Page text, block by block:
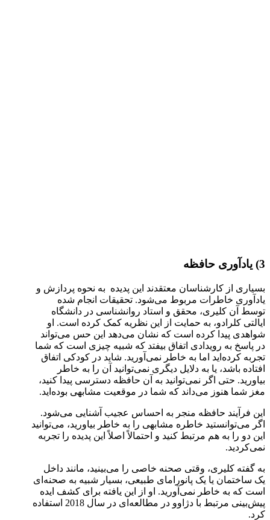
3) یادآوری حافظه
بسیاری از کارشناسان معتقدند این پدیده به نحوه پردازش و
یادآوری خاطرات مربوط می‌شود. تحقیقات انجام شده
توسط آن کلیری، محقق و استاد روانشناسی در دانشگاه
ایالتی کلرادو، به حمایت از این نظریه کمک کرده است. او
شواهدی پیدا کرده است که نشان می‌دهد این حس می‌تواند
در پاسخ به رویدادی اتفاق بیفتد که شبیه چیزی است که شما
تجربه کرده‌اید اما به خاطر نمی‌آورید. شاید در کودکی اتفاق
افتاده باشد، یا به دلایل دیگری نمی‌توانید آن را به خاطر
بیاورید. حتی اگر نمی‌توانید به آن حافظه دسترسی پیدا کنید،
مغز شما هنوز می‌داند که شما در موقعیت مشابهی بوده‌اید.
این فرآیند حافظه منجر به احساس عجیب آشنایی می‌شود.
اگر می‌توانستید خاطره مشابهی را به خاطر بیاورید، می‌توانید
این دو را به هم مرتبط کنید و احتمالاً اصلاً این پدیده را تجربه
نمی‌کردید.
به گفته کلیری، وقتی صحنه خاصی را می‌بینید، مانند داخل
یک ساختمان یا یک پانورامای طبیعی، بسیار شبیه به صحنه‌ای
است که به خاطر نمی‌آورید. او از این یافته برای کشف ایده
پیش‌بینی مرتبط با دژاوو در مطالعه‌ای در سال 2018 استفاده
کرد.